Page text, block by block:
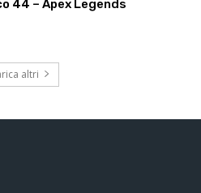
44 – Apex Legends
altri